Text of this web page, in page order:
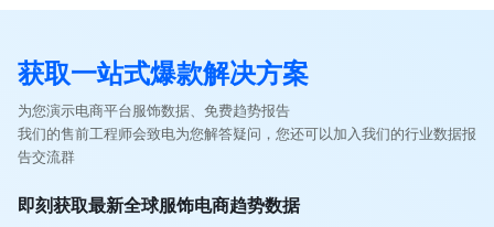
获取一站式爆款解决方案
为您演示电商平台服饰数据、免费趋势报告
我们的售前工程师会致电为您解答疑问，您还可以加入我们的行业数据报
告交流群
即刻获取最新全球服饰电商趋势数据